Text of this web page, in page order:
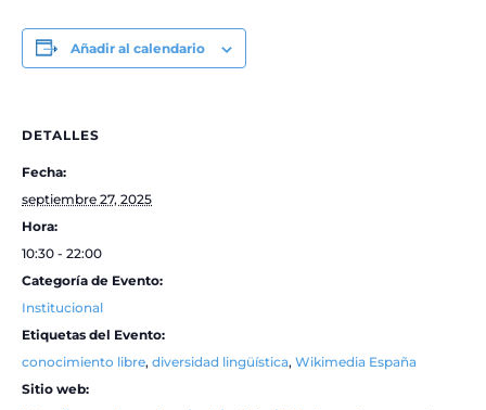
Añadir al calendario
DETALLES
Fecha:
septiembre 27, 2025
Hora:
10:30 - 22:00
Categoría de Evento:
Institucional
Etiquetas del Evento:
conocimiento libre, diversidad lingüística, Wikimedia España
Sitio web: